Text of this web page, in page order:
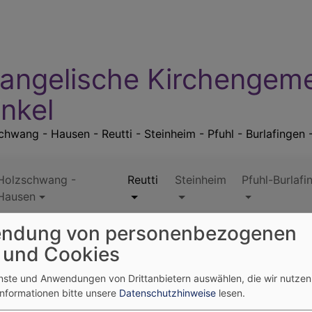
- Hausen - Reutti - Steinheim - Pfuhl - Burlafingen
-
Reutti Steinheim Pfuhl-
- Kinderhaus "Unterm Himmelszelt" Reutti - Kinderhaus -
- Virtueller Rundgang
von personenbezogenen
Cookies
und Anwendungen von Drittanbietern auswählen, die wir
bitte unsere Datenschutzhinweise lesen.